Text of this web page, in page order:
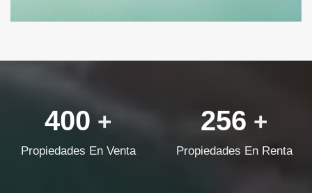
400 +
Propiedades En Venta
256 +
Propiedades En Renta